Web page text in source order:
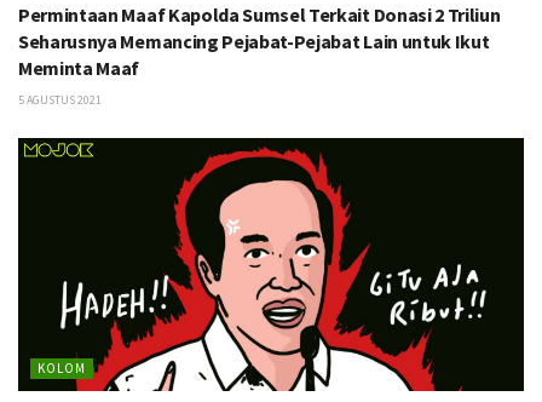
Permintaan Maaf Kapolda Sumsel Terkait Donasi 2 Triliun
Seharusnya Memancing Pejabat-Pejabat Lain untuk Ikut
Meminta Maaf
5 AGUSTUS 2021
KOLOM